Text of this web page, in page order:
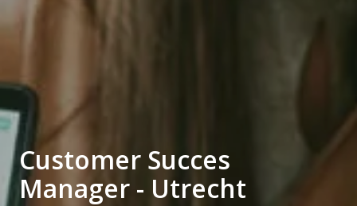
Customer Succes
Manager - Utrecht